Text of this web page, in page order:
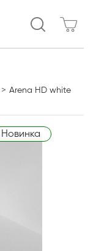
Arena HD white
Новинка